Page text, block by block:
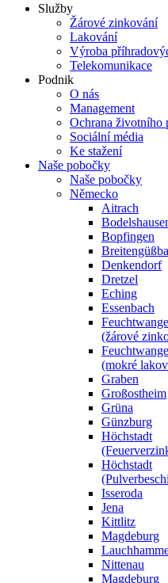
Služby
Žárové zinkování
Lakování
Výroba
Telekomunikace
Podnik
O nás
Management
Ochrana životního
Sociální média
Ke stažení
Naše pobočky
Naše pobočky
Německo
Aitrach
Bopfingen
Denkendorf
Dretzel
Eching
Essenbach
(žárové
(mokré
Graben
Großostheim
Grüna
Günzburg
Höchstadt
Höchstadt
Isseroda
Jena
Kittlitz
Magdeburg
Nittenau
Magdeburg